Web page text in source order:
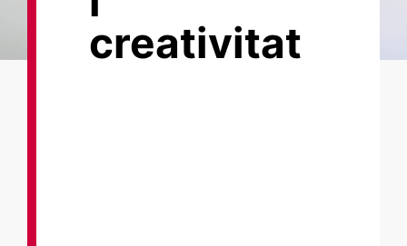
creativitat